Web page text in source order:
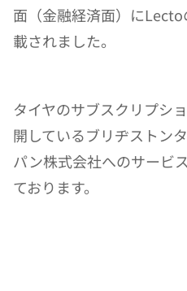
面（金融経済面）に
載されました。
タイヤのサブスクリプシ
開しているブリヂストン
パン株式会社へのサービ
ております。